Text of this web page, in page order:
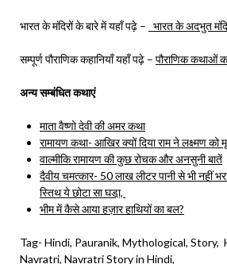
भारत के मंदिरों के बारे में यहाँ पढ़े – भारत के अदभुत
सम्पूर्ण पौराणिक कहानियाँ यहाँ पढ़े – पौराणिक कथाओं
अन्य सम्बंधित कथाएं
माता वैष्णो देवी की अमर कथा
रामायण कथा- आखिर क्यों दिया राम ने लक्ष्मण को
वाल्मीकि रामायण की कुछ रोचक और अनसुनी बातें
दैवीय चमत्कार- 50 लाख लीटर पानी से भी नहीं
स्तिथ ये छोटा सा घडा़,
भीम में कैसे आया हज़ार हाथियों का बल?
Tag- Hindi, Pauranik, Mythological, Story,
Navratri, Navratri Story in Hindi,